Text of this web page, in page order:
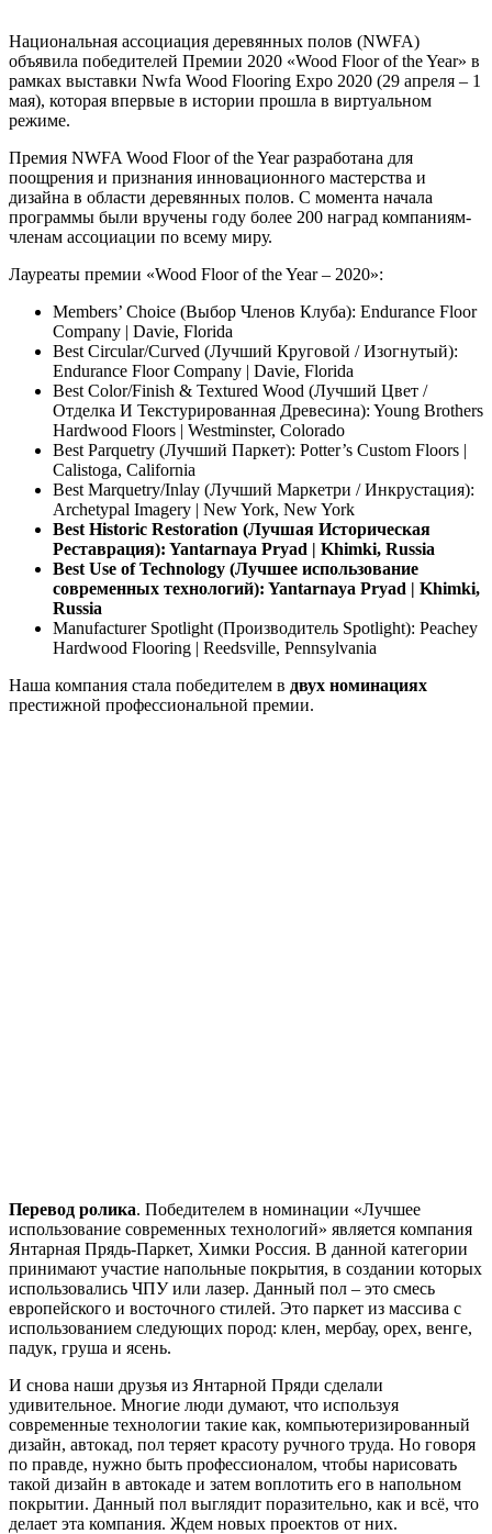
Национальная ассоциация деревянных полов (NWFA)
объявила победителей Премии 2020 «Wood Floor of the Year» в
рамках выставки Nwfa Wood Flooring Expo 2020 (29 апреля – 1
мая), которая впервые в истории прошла в виртуальном
режиме.
Премия NWFA Wood Floor of the Year разработана для
поощрения и признания инновационного мастерства и
дизайна в области деревянных полов. С момента начала
программы были вручены году более 200 наград компаниям-
членам ассоциации по всему миру.
Лауреаты премии «Wood Floor of the Year – 2020»:
Members’ Choice (Выбор Членов Клуба): Endurance Floor
Company | Davie, Florida
Best Circular/Curved (Лучший Круговой / Изогнутый):
Endurance Floor Company | Davie, Florida
Best Color/Finish & Textured Wood (Лучший Цвет /
Отделка И Текстурированная Древесина): Young Brothers
Hardwood Floors | Westminster, Colorado
Best Parquetry (Лучший Паркет): Potter’s Custom Floors |
Calistoga, California
Best Marquetry/Inlay (Лучший Маркетри / Инкрустация):
Archetypal Imagery | New York, New York
Best Historic Restoration (Лучшая Историческая
Реставрация): Yantarnaya Pryad | Khimki, Russia
Best Use of Technology (Лучшее использование
современных технологий): Yantarnaya Pryad | Khimki,
Russia
Manufacturer Spotlight (Производитель Spotlight): Peachey
Hardwood Flooring | Reedsville, Pennsylvania
Наша компания стала победителем в двух номинациях
престижной профессиональной премии.
Перевод ролика. Победителем в номинации «Лучшее
использование современных технологий» является компания
Янтарная Прядь-Паркет, Химки Россия. В данной категории
принимают участие напольные покрытия, в создании которых
использовались ЧПУ или лазер. Данный пол – это смесь
европейского и восточного стилей. Это паркет из массива с
использованием следующих пород: клен, мербау, орех, венге,
падук, груша и ясень.
И снова наши друзья из Янтарной Пряди сделали
удивительное. Многие люди думают, что используя
современные технологии такие как, компьютеризированный
дизайн, автокад, пол теряет красоту ручного труда. Но говоря
по правде, нужно быть профессионалом, чтобы нарисовать
такой дизайн в автокаде и затем воплотить его в напольном
покрытии. Данный пол выглядит поразительно, как и всё, что
делает эта компания. Ждем новых проектов от них.